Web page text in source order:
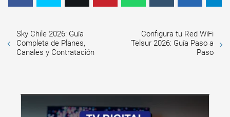
Sky Chile 2026: Guía
Completa de Planes,
Canales y Contratación
Configura tu Red WiFi
Telsur 2026: Guía Paso a
Paso